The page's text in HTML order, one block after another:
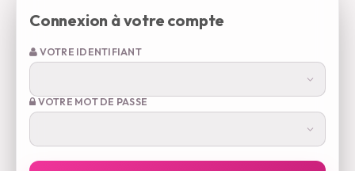
Connexion à votre compte
VOTRE IDENTIFIANT
VOTRE MOT DE PASSE